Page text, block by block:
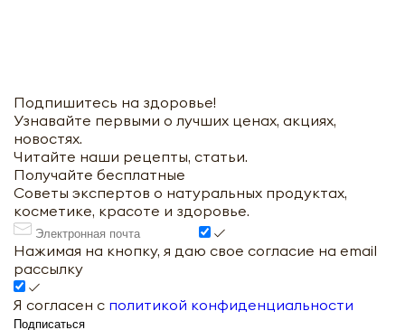
Подпишитесь на здоровье!
Узнавайте первыми о лучших ценах, акциях,
новостях.
Читайте наши рецепты, статьи.
Получайте бесплатные
Советы экспертов о натуральных продуктах,
косметике, красоте и здоровье.
Нажимая на кнопку, я даю свое согласие на email
рассылку
Я согласен с политикой конфиденциальности
Подписаться